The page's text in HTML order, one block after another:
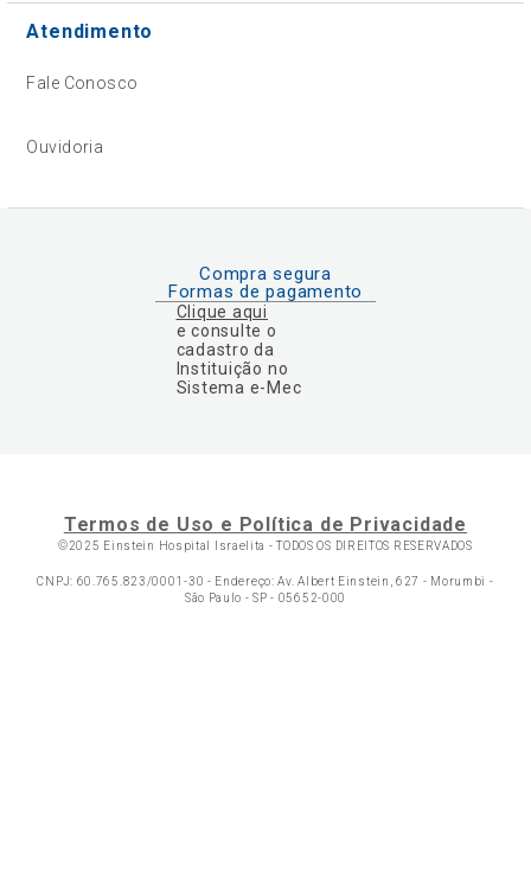
Atendimento
Fale Conosco
Ouvidoria
Compra segura
Formas de pagamento
Clique aqui
e consulte o
cadastro da
Instituição no
Sistema e-Mec
Termos de Uso e Política de Privacidade
©2025 Einstein Hospital Israelita -TODOS OS DIREITOS RESERVADOS
CNPJ: 60.765.823/0001-30 - Endereço: Av. Albert Einstein, 627 - Morumbi -
São Paulo - SP - 05652-000